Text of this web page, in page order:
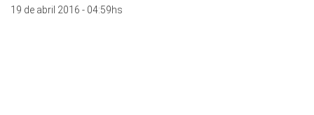
19 de abril 2016 - 04:59hs